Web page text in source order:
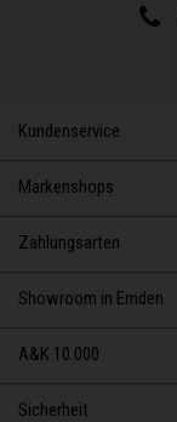
Kundenservice
Markenshops
Zahlungsarten
Showroom in Emden
A&K 10.000
Sicherheit